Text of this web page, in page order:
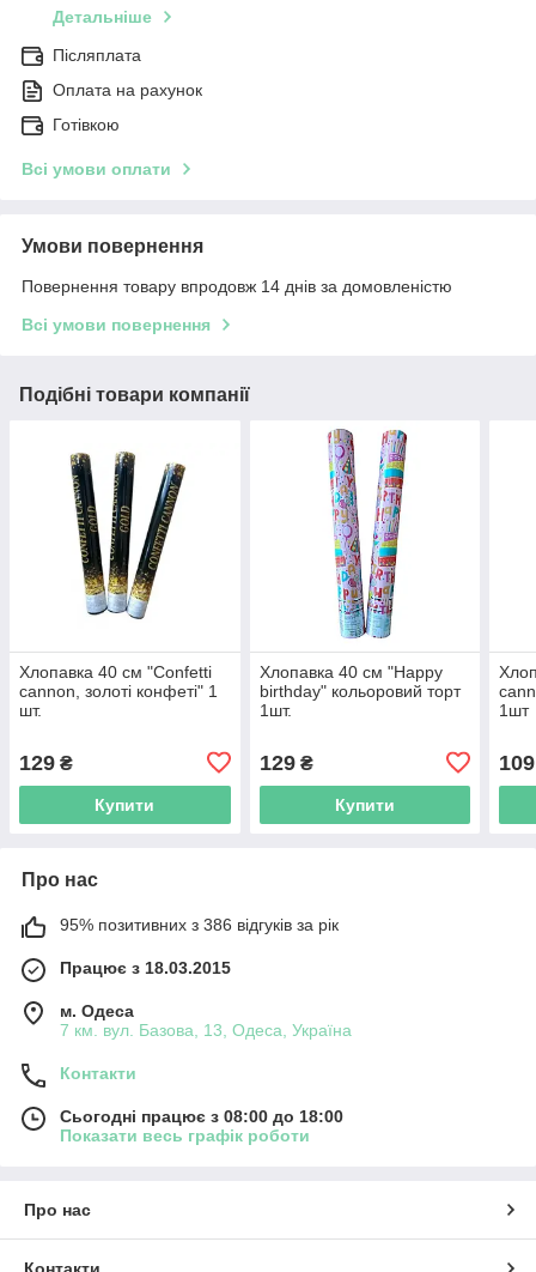
Детальніше
Післяплата
Оплата на рахунок
Готівкою
Всі умови оплати
Умови повернення
Повернення товару впродовж 14 днів за домовленістю
Всі умови повернення
Подібні товари компанії
Хлопавка 40 см "Confetti
cannon, золоті конфеті" 1
шт.
129 ₴
Купити
Хлопавка 40 см "Happy
birthday" кольоровий торт
1шт.
129₴
Купити
1шт
109
Про нас
95% позитивних з 386 відгуків за рік
Працює з 18.03.2015
м. Одеса
7 км. вул. Базова, 13, Одеса, Україна
Контакти
Сьогодні працює з 08:00 до 18:00
Показати весь графік роботи
Про нас